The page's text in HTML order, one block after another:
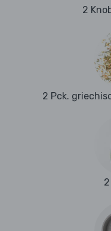
2
2 Pck.